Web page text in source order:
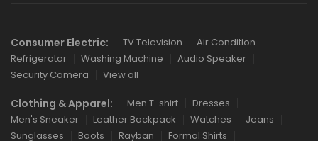
Consumer Electric: TV Television
Air Condition
Refrigerator
Washing Machine
Audio Speaker
Security Camera
View all
Clothing & Apparel: Men T-shirt
Dresses
Men's Sneaker
Leather Backpack Watches
Jeans
Sunglasses
Boots Rayban
Formal Shirts